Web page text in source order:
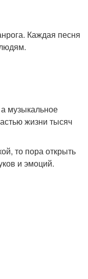
Каждая песня
музыкальное
жизни тысяч
то пора открыть
и эмоций.